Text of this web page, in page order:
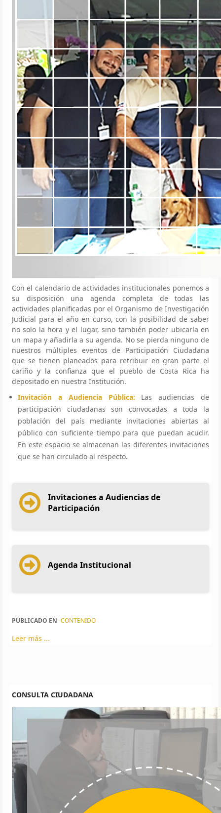
Con el calendario de actividades institucionales ponemos a
su disposición una agenda completa de todas las
actividades planificadas por el Organismo de Investigación
Judicial para el año en curso, con la posibilidad de saber
no solo la hora y el lugar, sino también poder ubicarla en
un mapa y añadirla a su agenda. No se pierda ninguno de
nuestros múltiples eventos de Participación Ciudadana
que se tienen planeados para retribuir en gran parte el
cariño y la confianza que el pueblo de Costa Rica ha
depositado en nuestra Institución.
Invitación a Audiencia Pública: Las audiencias de
participación ciudadanas son convocadas a toda la
población del país mediante invitaciones abiertas al
público con suficiente tiempo para que puedan acudir.
En este espacio se almacenan las diferentes invitaciones
que se han circulado al respecto.
Invitaciones a Audiencias de
Participación
Agenda Institucional
PUBLICADO EN CONTENIDO
Leer más ...
CONSULTA CIUDADANA